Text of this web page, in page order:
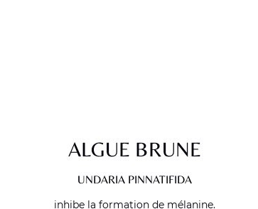
ALGUE BRUNE
UNDARIA PINNATIFIDA
inhibe la formation de mélanine.